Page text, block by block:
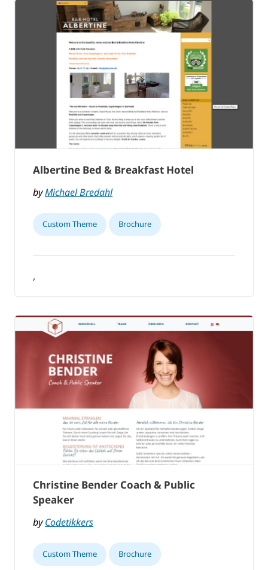
Albertine Bed & Breakfast Hotel
byMichael Bredahl
Custom Theme Brochure
,
Christine Bender Coach & Public
Speaker
byCodetikkers
Custom Theme Brochure